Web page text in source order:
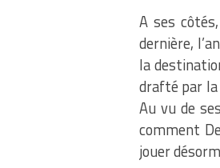
A ses
dernière,
la
drafté par la
Au vu de
comment
jouer